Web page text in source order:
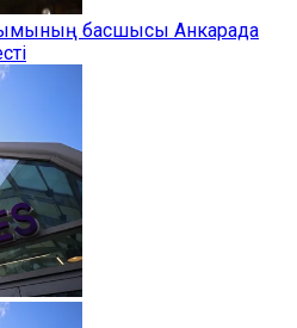
басшысы Анкарада